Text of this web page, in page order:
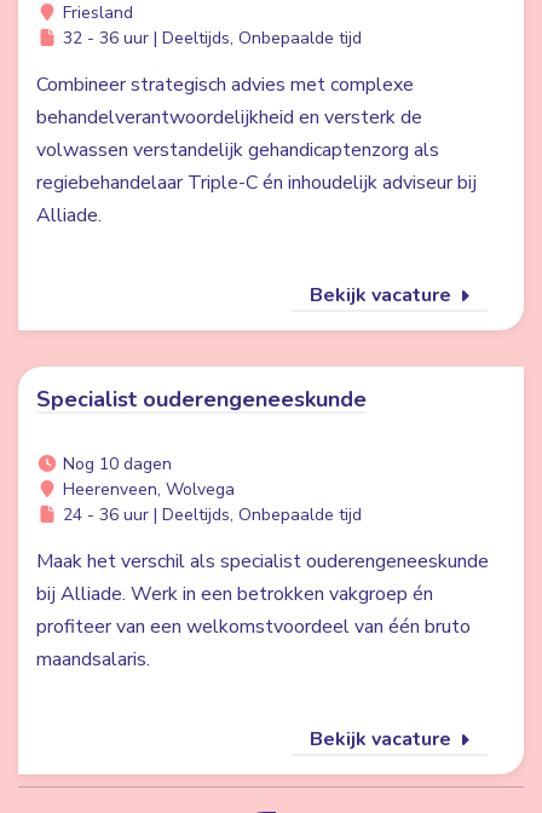
Friesland
32 - 36 uur | Deeltijds, Onbepaalde tijd
Combineer strategisch advies met complexe
behandelverantwoordelijkheid en versterk de
volwassen verstandelijk gehandicaptenzorg als
regiebehandelaar Triple-C én inhoudelijk adviseur bij
Alliade.
Bekijk vacature
Specialist ouderengeneeskunde
Nog 10 dagen
Heerenveen, Wolvega
24 - 36 uur | Deeltijds, Onbepaalde tijd
Maak het verschil als specialist ouderengeneeskunde
bij Alliade. Werk in een betrokken vakgroep én
profiteer van een welkomstvoordeel van één bruto
maandsalaris.
Bekijk vacature